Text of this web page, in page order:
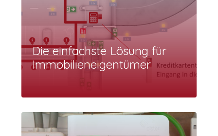
Die einfachste Lösung für
Immobilieneigentümer